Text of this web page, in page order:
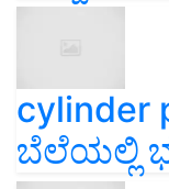
cylinder
ಬೆಲೆಯಲ್ಲಿ